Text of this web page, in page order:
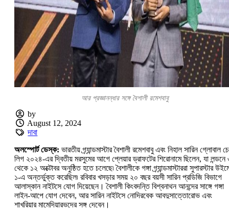
আর প্রজ্ঞানন্ধার সঙ্গে বৈশালী রমেশবাবু
by
August 12, 2024
দাবা
অলস্পোর্ট ডেস্ক: ভারতীয় গ্র্যান্ডমাস্টার বৈশালী রমেশবাবু এবং নিহাল সারিন গ্লোবাল
লিগ ২০২৪-এর দ্বিতীয় মরসুমের আগে প্লেয়ার ড্রাফটের শিরোনামে ছিলেন, যা লন্ডনে
থেকে ১২ অক্টোবর অনুষ্ঠিত হতে চলেছে৷ বৈশালীকে গঙ্গা গ্র্যান্ডমাস্টাররা সুপারস্টার
১-এ অন্তর্ভুক্ত করেছিল৷ রবিবার খসড়ার সময় ২০ বছর বয়সী সারিন প্রডিজি বিভাগে
আলাস্কান নাইটসে যোগ দিয়েছেন। বৈশালী কিংবদন্তি বিশ্বনাথন আনন্দের সাঙ্গে গঙ্গা
লাইন-আপে যোগ দেবেন, আর সারিন নাইটসে নোদিরবেক আবদুসাত্তোরোভ এবং
শাখরিয়ার মামেদিয়ারভদের সঙ্গ দেবেন।